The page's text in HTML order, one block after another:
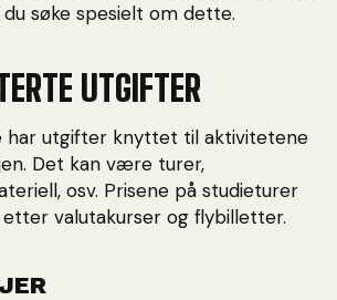
søke spesielt om dette.
UTGIFTER
har utgifter knyttet til aktivitetene
Det kan være turer,
osv. Prisene på studieturer
valutakurser og flybilletter.